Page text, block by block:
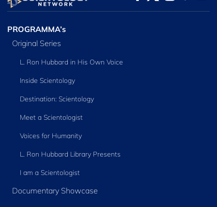
PROGRAMMA’s
Original Series
L. Ron Hubbard in His Own Voice
Inside Scientology
Destination: Scientology
Meet a Scientologist
Voices for Humanity
L. Ron Hubbard Library Presents
I am a Scientologist
Documentary Showcase